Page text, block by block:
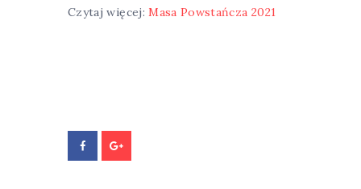
Czytaj więcej:Masa Powstańcza 2021